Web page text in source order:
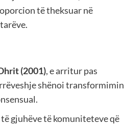
të theksuar në
(2001), e arritur pas
shënoi transformimin
gjuhëve të komuniteteve që